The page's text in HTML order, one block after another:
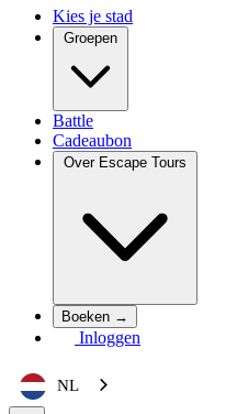
Kies je stad
Groepen
Battle
Cadeaubon
Over Escape Tours
Boeken →
Inloggen
NL